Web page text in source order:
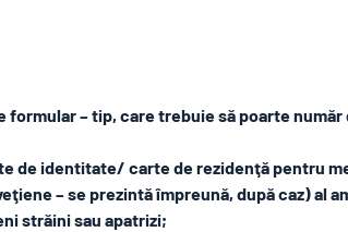
– tip, care trebuie să poarte
de identitate/ carte de rezidenţă pentru
– se prezintă împreună, după caz) al
străini sau apatrizi;